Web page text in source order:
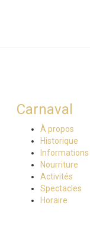
Carnaval
À propos
Historique
Informations
Nourriture
Activités
Spectacles
Horaire